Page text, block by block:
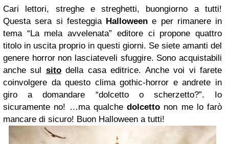
Cari lettori, streghe e streghetti, buongiorno a tutti!
Questa sera si festeggia Halloween e per rimanere in
tema “La mela avvelenata” editore ci propone quattro
titolo in uscita proprio in questi giorni. Se siete amanti del
genere horror non lasciateveli sfuggire. Sono acquistabili
anche sul sito della casa editrice. Anche voi vi farete
coinvolgere da questo clima gothic-horror e andrete in
giro a domandare “dolcetto o scherzetto?”. Io
sicuramente no! …ma qualche dolcetto non me lo farò
mancare di sicuro! Buon Halloween a tutti!